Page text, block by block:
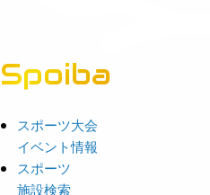
Spoiba
スポーツ大会
イベント情報
スポーツ
施設検索